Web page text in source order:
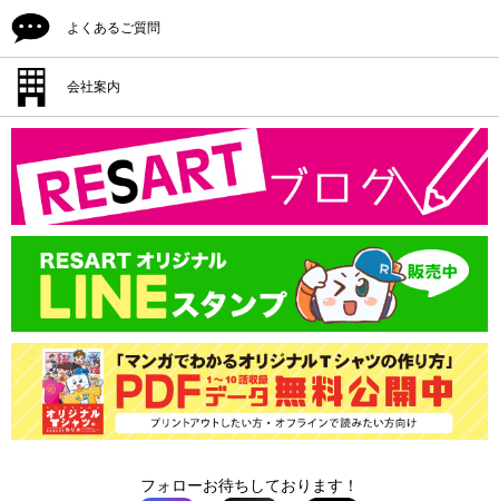
プリント方法
プリントサイズ
書体一覧
プリント方法
プリント色
プリントサイズ
書体一覧
シルクプリント料金
インクジェットプリント料金
カッティングプリント料金
版代
オプション料
よくあるご質問
配送・納期
返品・交換・キャンセル
支払方法
領収書の発行
オプション料
会社案内
フォローお待ちしております！